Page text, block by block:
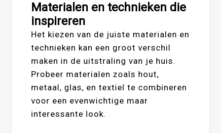
Materialen en technieken die
inspireren
Het kiezen van de juiste materialen en
technieken kan een groot verschil
maken in de uitstraling van je huis.
Probeer materialen zoals hout,
metaal, glas, en textiel te combineren
voor een evenwichtige maar
interessante look.